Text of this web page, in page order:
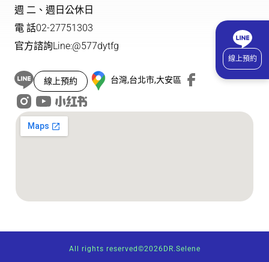
週 二、週日公休日
電 話02-27751303
官方諮詢Line:@577dytfg
線上預約 台灣,台北市,大安區
All rights reserved ©2026 DR.Selene
線上預約